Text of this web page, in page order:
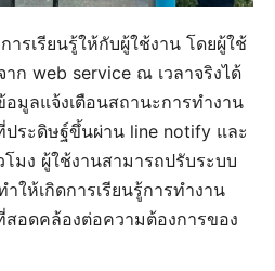
ารเรียนรู้ให้กับผู้ใช้งาน โดยผู้ใช้
ก web service ณ เวลาจริงได้
มูลแจ้งเตือนสถานะการทำงาน
ประดิษฐ์ขึ้นผ่าน line notify และ
มง ผู้ใช้งานสามารถปรับระบบ
ให้เกิดการเรียนรู้การทำงาน
สอดคล้องต่อความต้องการของ